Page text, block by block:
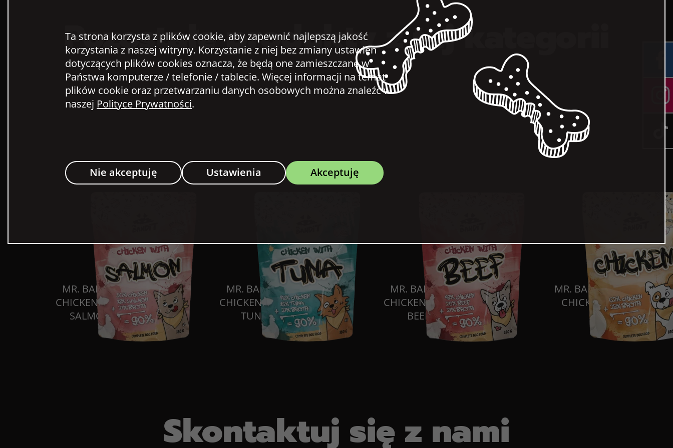
Pozostałe produkty z tej kategorii
MR. BANDIT
CHICKEN WITH
SALMON
MR. BANDIT
CHICKEN WITH
TUNA
MR. BANDIT
CHICKEN WITH
BEEF
MR. BANDIT
CHICKEN
Skontaktuj się z nami
Ta strona korzysta z plików cookie, aby zapewnić najlepszą jakość
korzystania z naszej witryny. Korzystanie z niej bez zmiany ustawień
dotyczących plików cookies oznacza, że będą one zamieszczane w
Państwa komputerze / telefonie / tablecie. Więcej informacji na temat
plików cookie oraz przetwarzaniu danych osobowych można znaleźć w
naszej Polityce Prywatności.
Akceptuję
Nie akceptuję Ustawienia